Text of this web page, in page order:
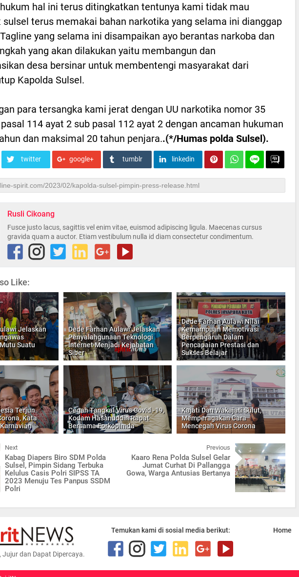
hal ini terus ditingkatkan tentunya kami tidak mau
sulsel terus memakai bahan narkotika yang selama ini dianggap
yang selama ini disampaikan ayo berantas narkoba dan
yang akan dilakukan yaitu membangun dan
desa bersinar untuk membentengi masyarakat dari
Kapolda Sulsel.
para tersangka kami jerat dengan UU narkotika nomor 35
114 ayat 2 sub pasal 112 ayat 2 dengan ancaman hukuman
dan maksimal 20 tahun penjara..(*/Humas polda Sulsel).
twitter google+ tumblr linkedin
Rusli Cikoang
Fusce justo lacus, sagittis vel enim vitae, euismod adipiscing ligula. Maecenas cursus
gravida quam a auctor. Etiam vestibulum nulla id diam consectetur condimentum.
Like:
Jelaskan
Suatu
Dede Farhan Aulawi Jelaskan
Penyalahgunaan Teknologi
Internet Menjadi Kejahatan
Siber
Dede Farhan Aulawi Nilai
Kemampuan Memotivasi
Berpengaruh Dalam
Pencapaian Prestasi dan
Sukses Belajar
Terjun
Kata
Cegah Tangkal Virus Covid -19,
Kodam Hasanuddin Rapat
Bersama Forkopimda
Kajati Dan Wakajati Sulut,
Memperagakan Cara
Mencegah Virus Corona
Next
Kabag Diapers Biro SDM Polda
Sulsel, Pimpin Sidang Terbuka
Kelulus Casis Polri SIPSS TA
2023 Menuju Tes Panpus SSDM
Polri
Previous
Kaaro Rena Polda Sulsel Gelar
Jumat Curhat Di Pallangga
Gowa, Warga Antusias Bertanya
Jujur dan Dapat Dipercaya.
Temukan kami di sosial media berikut: Home